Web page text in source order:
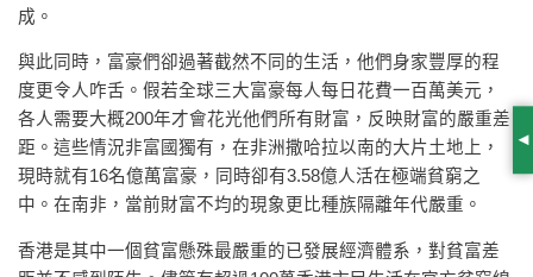
成。
與此同時，富豪們卻過著截然不同的生活，他們身家豐厚的程
度更令人咋舌。假若全球三大富豪每人每日花費一百萬美元，
各人需要大概200年才會花光他們所有財富，反映財富的嚴重差
距。這些情況非富國獨有，在非洲撒哈拉以南的大片土地上，
現時就有16名億萬富豪，同時卻有3.58億人活在極端貧窮之
中。在南非，當前財富不均的現象更比種族隔離年代嚴重。
香港是其中一個貧富懸殊最嚴重的已發展經濟體系，對貧富差